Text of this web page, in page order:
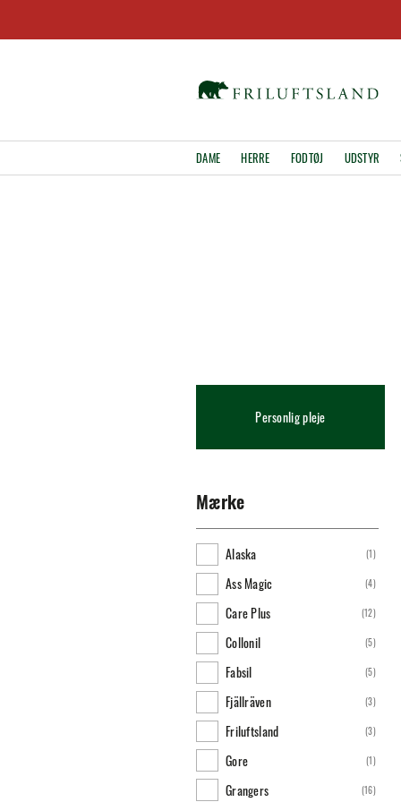
DAME HERRE FODTØJ UDSTYR
Personlig pleje
Mærke
Alaska (1)
Ass Magic (4)
Care Plus (12)
Collonil (5)
Fabsil (5)
Fjällräven (3)
Friluftsland (3)
Gore (1)
Grangers (16)